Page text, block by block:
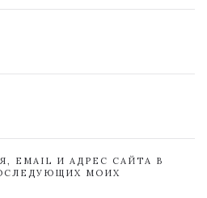
EMAIL И АДРЕС САЙТА В
МОИХ